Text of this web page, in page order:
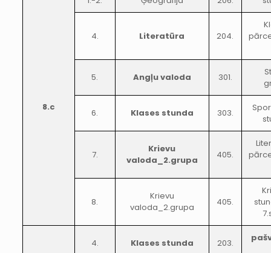
8.c
4. Literatūra 204.
5. Angļu valoda 301.
6. Klases stunda 303.
7.
Krievu
valoda_2.grupa
405.
8.
Krievu
valoda_2.grupa
405.
4. Klases stunda 203.